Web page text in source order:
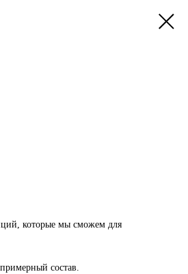
которые мы сможем для
состав.